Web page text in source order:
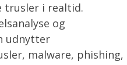
trusler i realtid.
og
udnytter
malware, phishing,